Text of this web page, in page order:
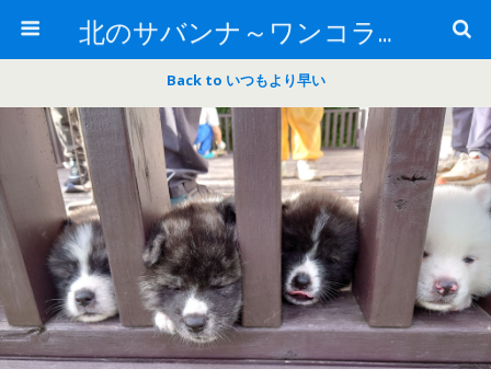
北のサバンナ～ワンコライフ～
Back to いつもより早い